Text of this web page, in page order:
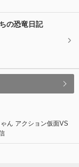
の恐竜日記
ん アクション仮面VS